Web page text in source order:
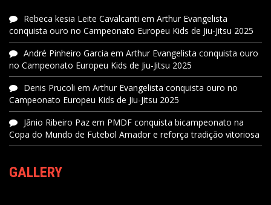
Rebeca kesia Leite Cavalcanti em Arthur Evangelista
conquista ouro no Campeonato Europeu Kids de Jiu-Jitsu 2025
André Pinheiro Garcia em Arthur Evangelista conquista ouro
no Campeonato Europeu Kids de Jiu-Jitsu 2025
Denis Prucoli em Arthur Evangelista conquista ouro no
Campeonato Europeu Kids de Jiu-Jitsu 2025
Jânio Ribeiro Paz em PMDF conquista bicampeonato na
Copa do Mundo de Futebol Amador e reforça tradição vitoriosa
GALLERY